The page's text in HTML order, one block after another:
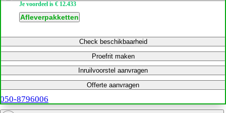
Je voordeel is € 12.433
Afleverpakketten
Check beschikbaarheid
Proefrit maken
Inruilvoorstel aanvragen
Offerte aanvragen
050-8796006